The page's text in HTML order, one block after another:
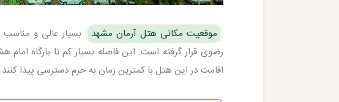
موقعیت مکانی هتل آرمان مشهد
رضوی قرار گرفته است. این فاصله بسیار کم تا بارگاه امام
اقامت در این هتل با کمترین زمان به حرم دسترسی پیدا کنند.